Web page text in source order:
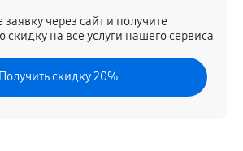
30 минут
20 минут
заявку через сайт и получите
на все услуги нашего сервиса
Получить скидку 20%